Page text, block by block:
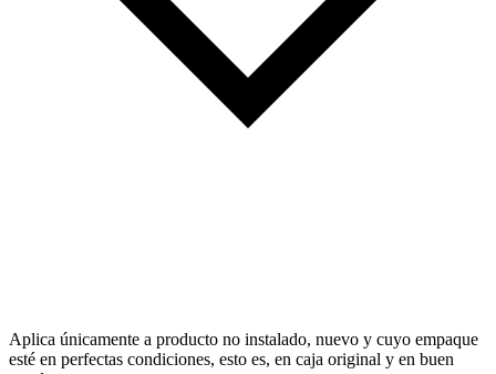
Aplica únicamente a producto no instalado, nuevo y cuyo empaque
esté en perfectas condiciones, esto es, en caja original y en buen